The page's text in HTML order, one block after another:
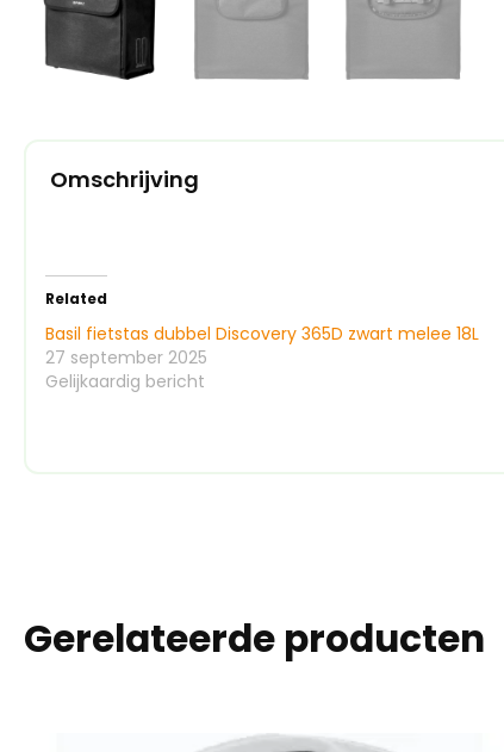
Omschrijving
Related
Basil fietstas dubbel Discovery 365D zwart melee 18L
27 september 2025
Gelijkaardig bericht
Gerelateerde producten